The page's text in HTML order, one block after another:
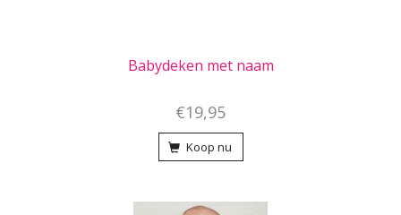
Babydeken met naam
€19,95
Koop nu